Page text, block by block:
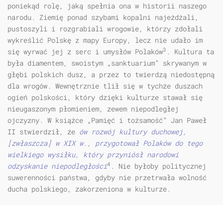
poniekąd rolę, jaką spełnia ona w historii naszego
narodu. Ziemię ponad szybami kopalni najeżdżali,
pustoszyli i rozgrabiali wrogowie, którzy zdołali
wykreślić Polskę z mapy Europy, lecz nie udało im
się wyrwać jej z serc i umysłów Polaków3 . Kultura ta
była diamentem, swoistym „sanktuarium” skrywanym w
głębi polskich dusz, a przez to twierdzą niedostępną
dla wrogów. Wewnętrznie tlił się w tychże duszach
ogień polskości, który dzięki kulturze stawał się
nieugaszonym płomieniem, zewem niepodległej
ojczyzny. W książce „Pamięć i tożsamość” Jan Paweł
II stwierdził, że ów rozwój kultury duchowej,
[zwłaszcza] w XIX w., przygotował Polaków do tego
wielkiego wysiłku, który przyniósł narodowi
odzyskanie niepodległości4 . Nie byłoby politycznej
suwerenności państwa, gdyby nie przetrwała wolność
ducha polskiego, zakorzeniona w kulturze.